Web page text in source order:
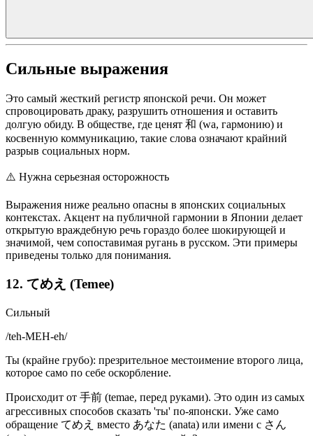
Сильные выражения
Это самый жесткий регистр японской речи. Он может
спровоцировать драку, разрушить отношения и оставить
долгую обиду. В обществе, где ценят 和 (wa, гармонию) и
косвенную коммуникацию, такие слова означают крайний
разрыв социальных норм.
⚠️ Нужна серьезная осторожность
Выражения ниже реально опасны в японских социальных
контекстах. Акцент на публичной гармонии в Японии делает
открытую враждебную речь гораздо более шокирующей и
значимой, чем сопоставимая ругань в русском. Эти примеры
приведены только для понимания.
12. てめえ (Temee)
Сильный
/teh-MEH-eh/
Ты (крайне грубо): презрительное местоимение второго лица,
которое само по себе оскорбление.
Происходит от 手前 (temae, перед руками). Это один из самых
агрессивных способов сказать 'ты' по-японски. Уже само
обращение てめえ вместо あなた (anata) или имени с さん